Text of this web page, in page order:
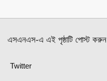
এসএনএস-এ এই পৃষ্ঠাটি পোস্ট করুন
Twitter